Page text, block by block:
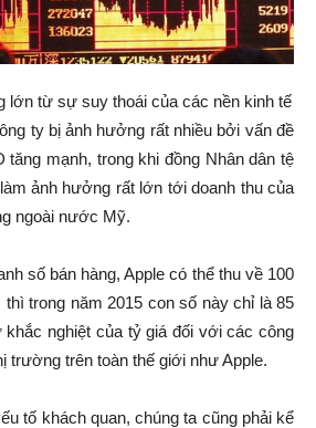
lớn từ sự suy thoái của các nền kinh tế
ty bị ảnh hưởng rất nhiều bởi vấn đề
tăng mạnh, trong khi đồng Nhân dân tệ
ảnh hưởng rất lớn tới doanh thu của
ngoài nước Mỹ.
số bán hàng, Apple có thể thu về 100
thì trong năm 2015 con số này chỉ là 85
nghiệt của tỷ giá đối với các công
trường trên toàn thế giới như Apple.
tố khách quan, chúng ta cũng phải kể